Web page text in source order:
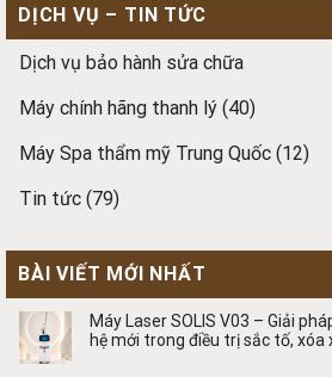
DỊCH VỤ – TIN TỨC
Dịch vụ bảo hành sửa chữa
Máy chính hãng thanh lý (40)
Máy Spa thẩm mỹ Trung Quốc (12)
Tin tức (79)
BÀI VIẾT MỚI NHẤT
Máy Laser SOLIS V03 – Giải
hệ mới trong điều trị sắc tố, xóa